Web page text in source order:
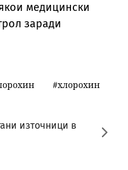
медицински
заради
хлорохин
източници в